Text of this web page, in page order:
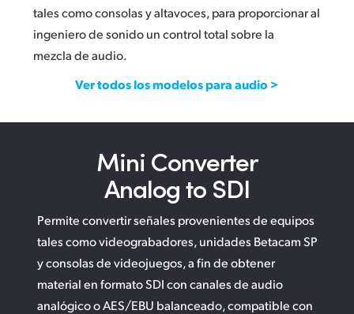
tales como consolas y altavoces, para proporcionar al
ingeniero de sonido un control total sobre la
mezcla de audio.
Ver todos los modelos para audio >
Mini Converter
Analog to SDI
Permite convertir señales provenientes de equipos
tales como videograbadores, unidades Betacam SP
y consolas de videojuegos, a fin de obtener
material en formato SDI con canales de audio
analógico o AES/EBU balanceado, compatible con